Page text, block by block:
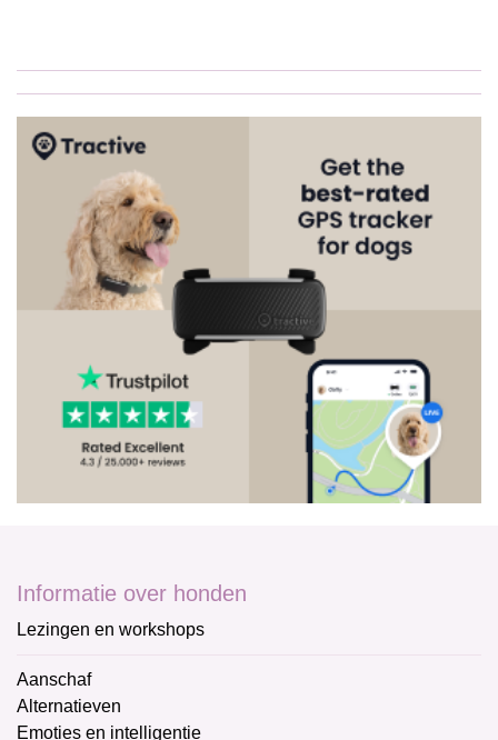
Informatie over honden
Lezingen en workshops
Aanschaf
Alternatieven
Emoties en intelligentie